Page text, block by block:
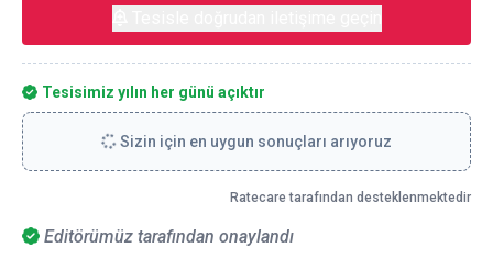
Editörümüz tarafından onaylandı
Tesisimiz yılın her günü açıktır
Sizin için en uygun sonuçları arıyoruz
Ratecare tarafından desteklenmektedir